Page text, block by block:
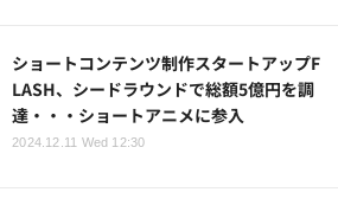
ショートコンテンツ制作スタートアップF
LASH、シードラウンドで総額5億円を調
達・・・ショートアニメに参入
2024.12.11 Wed 12:30